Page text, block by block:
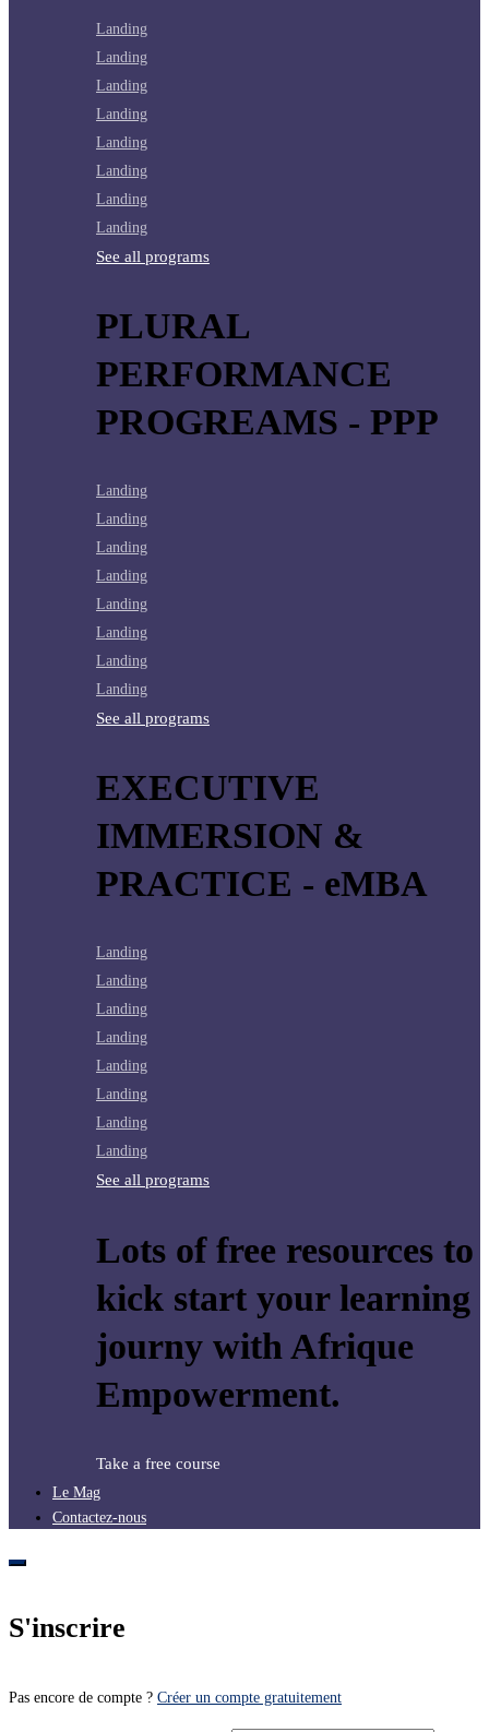
Landing
Landing
Landing
Landing
Landing
Landing
Landing
Landing
See all programs
PLURAL
PERFORMANCE
PROGREAMS - PPP
Landing
Landing
Landing
Landing
Landing
Landing
Landing
Landing
See all programs
EXECUTIVE
IMMERSION &
PRACTICE - eMBA
Landing
Landing
Landing
Landing
Landing
Landing
Landing
Landing
See all programs
Lots of free resources to
kick start your learning
journy with Afrique
Empowerment.
Take a free course
Le Mag
Contactez-nous
S'inscrire
Pas encore de compte ? Créer un compte gratuitement